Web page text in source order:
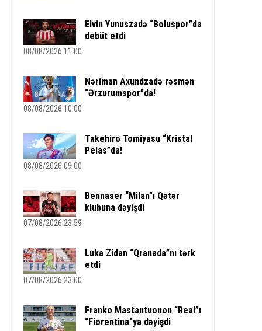
Elvin Yunuszadə “Boluspor”da
debüt etdi
08/08/2026 11:00
Nəriman Axundzadə rəsmən
“Ərzurumspor”da!
08/08/2026 10:00
Takehiro Tomiyasu “Kristal
Pelas”da!
08/08/2026 09:00
Bennaser “Milan”ı Qətər
klubuna dəyişdi
07/08/2026 23:59
Luka Zidan “Qranada”nı tərk
etdi
07/08/2026 23:00
Franko Mastantuonon “Real”ı
“Fiorentina”ya dəyişdi